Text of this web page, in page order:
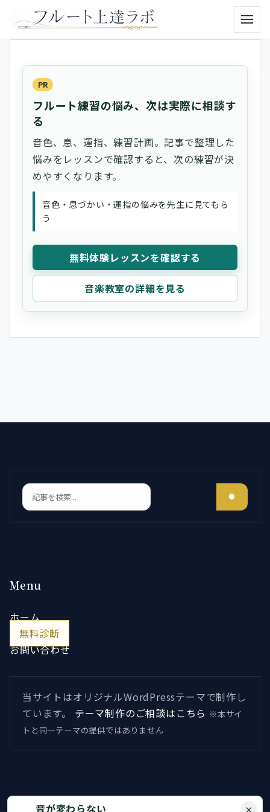
メニ
PR
フルート練習の悩み、次は実際に相談す
る
音色、息、運指、練習計画。記事で整理した
悩みをレッスンで確認すると、次の練習が決
めやすくなります。
音色・息づかい・運指の悩みを先生に見てもら
う
無料体験レッスンを確認する
音楽教室の詳細を見る
検索
Menu
ホーム
無料診断
お問い合わせ
当サイトはオリジナルWordPressテーマで制作し
ています。
テーマ制作のご相談はこちら ※本サイ
トと同一テーマの提供ではありません
音が変わらない